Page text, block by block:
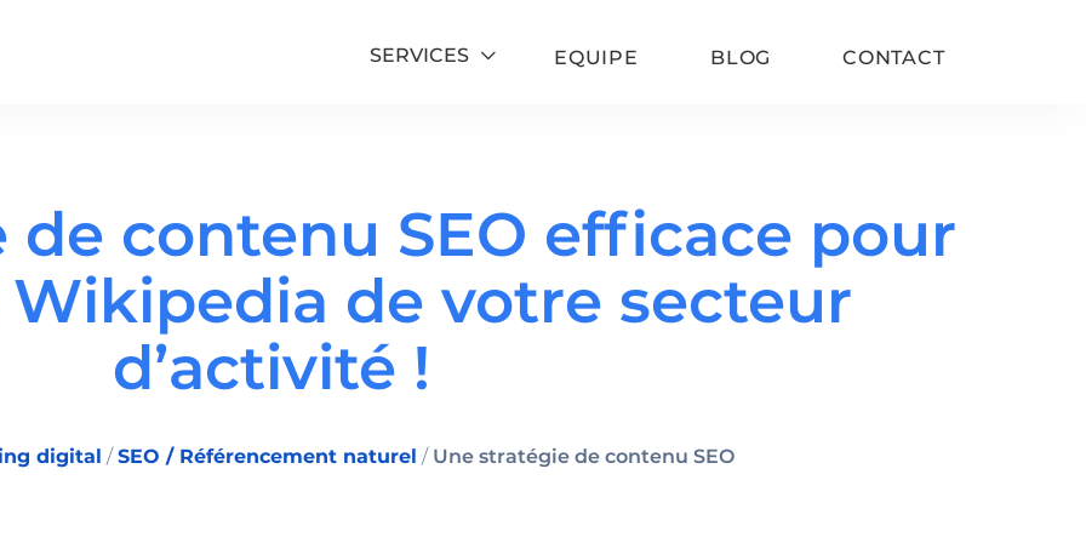
SERVICES
Formation Google Ads
Formation SEO
Refonte de site SEO
Google Consent Mode V2
EQUIPE BLOG CONTACT
de contenu SEO efficace pour
de votre secteur
d’activité !
digital /SEO / Référencement naturel / Une stratégie de contenu SEO